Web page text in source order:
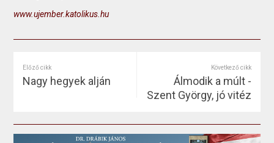
www.ujember.katolikus.hu
Előző cikk
Nagy hegyek alján
Következő cikk
Álmodik a múlt -
Szent György, jó vitéz